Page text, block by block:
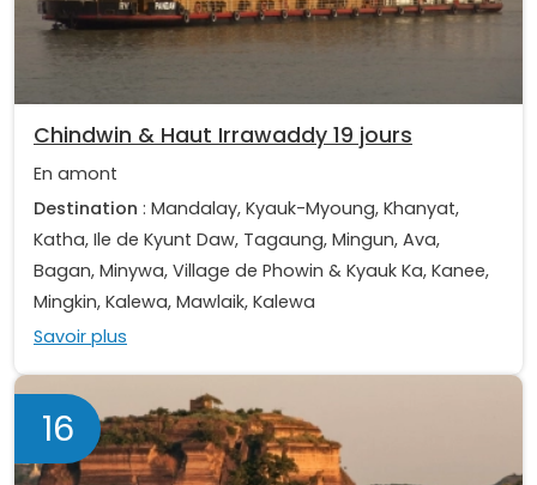
Chindwin & Haut Irrawaddy 19 jours
En amont
Destination : Mandalay, Kyauk-Myoung, Khanyat,
Katha, Ile de Kyunt Daw, Tagaung, Mingun, Ava,
Bagan, Minywa, Village de Phowin & Kyauk Ka, Kanee,
Mingkin, Kalewa, Mawlaik, Kalewa
Savoir plus
16